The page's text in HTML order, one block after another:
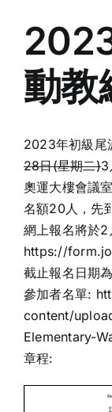
動教
2023年初級尾
28日(星期二)3
奧運大樓會議室
名額20人，先
網上報名將於
https://
截止報名日期
參加者名單:
content/
Elementary-
章程: